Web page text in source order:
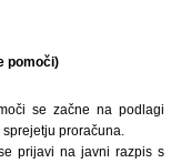
pomoči)
se začne na podlagi
proračuna.
prijavi na javni razpis s